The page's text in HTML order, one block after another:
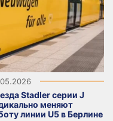
Stadler серии J
меняют
линии U5 в Берлине